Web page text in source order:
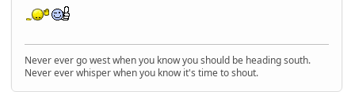
Never ever go west when you know you should be heading south.
Never ever whisper when you know it's time to shout.